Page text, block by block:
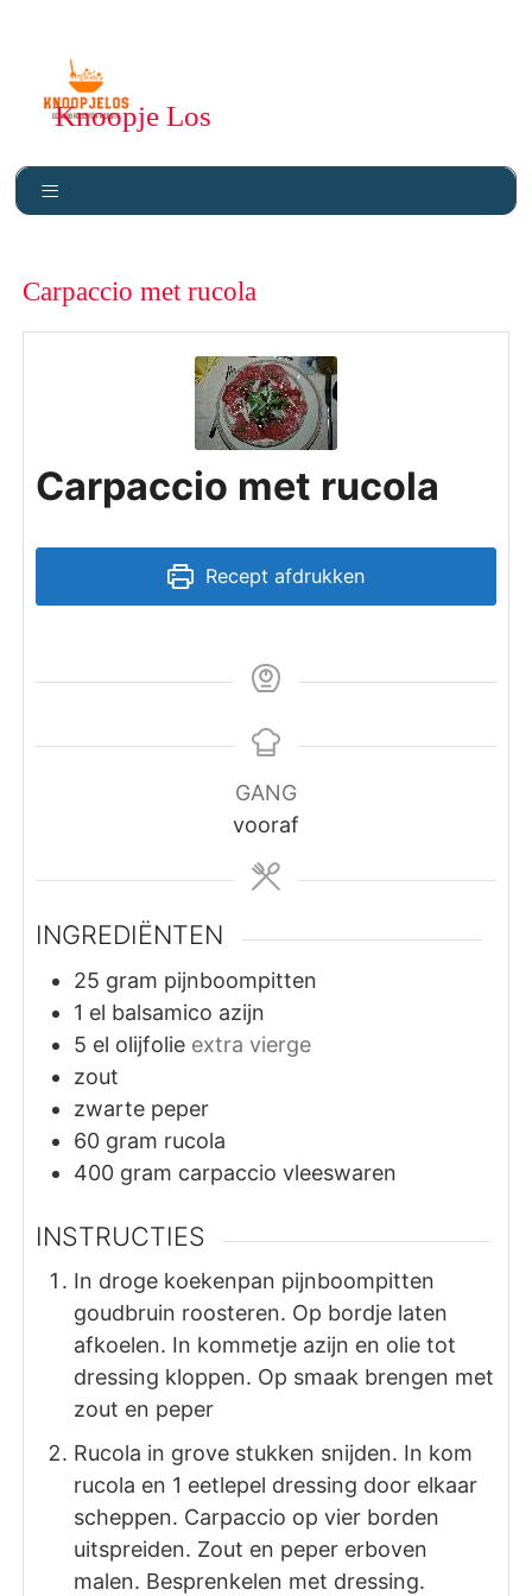
Knoopje Los
Carpaccio met rucola
Carpaccio met rucola
Recept afdrukken
GANG
vooraf
INGREDIËNTEN
25 gram pijnboompitten
1 el balsamico azijn
5 el olijfolie extra vierge
zout
zwarte peper
60 gram rucola
400 gram carpaccio vleeswaren
INSTRUCTIES
In droge koekenpan pijnboompitten
goudbruin roosteren. Op bordje laten
afkoelen. In kommetje azijn en olie tot
dressing kloppen. Op smaak brengen met
zout en peper
Rucola in grove stukken snijden. In kom
rucola en 1 eetlepel dressing door elkaar
scheppen. Carpaccio op vier borden
uitspreiden. Zout en peper erboven
malen. Besprenkelen met dressing.